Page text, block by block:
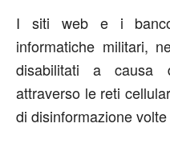
I siti web e i
informatiche militari,
disabilitati a causa
attraverso le reti
di disinformazione